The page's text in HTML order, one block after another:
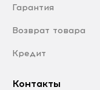
Гарантия
Возврат товара
Кредит
Контакты